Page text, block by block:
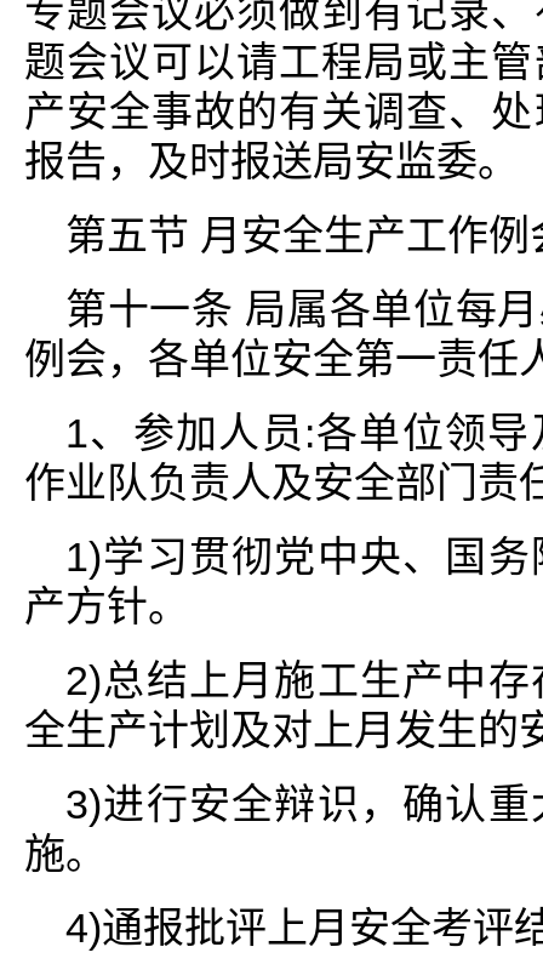
专题会议必须做到有记录
题会议可以请工程局或主
产安全事故的有关调查、
报告，及时报送局安监委。
第五节 月安全生产工作例
第十一条 局属各单位每
例会，各单位安全第一责任
1、参加人员:各单位领
作业队负责人及安全部门责
1)学习贯彻党中央、国
产方针。
2)总结上月施工生产中
全生产计划及对上月发生的
3)进行安全辩识，确认
施。
4)通报批评上月安全考评